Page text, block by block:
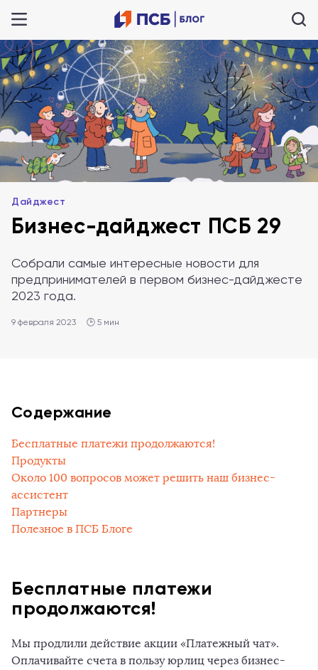
Дайджест
Бизнес-дайджест ПСБ 29
Собрали самые интересные новости для
предпринимателей в первом бизнес-дайджесте
2023 года.
9 февраля 2023 🕒 5 мин
Содержание
Бесплатные платежи продолжаются!
Продукты
Около 100 вопросов может решить наш бизнес-
ассистент
Партнеры
Полезное в ПСБ Блоге
Бесплатные платежи
продолжаются!
Мы продлили действие акции «Платежный чат».
Оплачивайте счета в пользу юрлиц через бизнес-